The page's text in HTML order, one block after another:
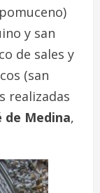
y san
de sales y
(san
realizadas
de Medina,